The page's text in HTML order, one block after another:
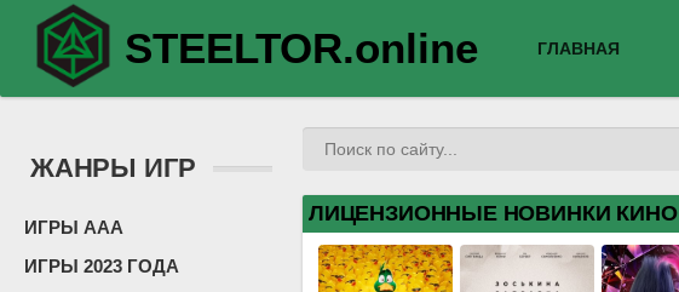
STEELTOR.online ГЛАВНАЯ
ЖАНРЫ ИГР
ИГРЫ ААА
ИГРЫ 2023 ГОДА
ЛИЦЕНЗИОННЫЕ НОВИНКИ КИНО